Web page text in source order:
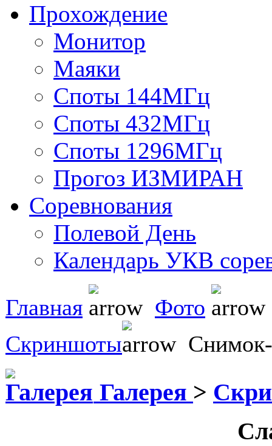
Прохождение
Монитор
Маяки
Споты 144МГц
Споты 432МГц
Споты 1296МГц
Прогоз ИЗМИРАН
Соревнования
Полевой День
Календарь УКВ
Главная Фото
Скриншоты
Галерея >